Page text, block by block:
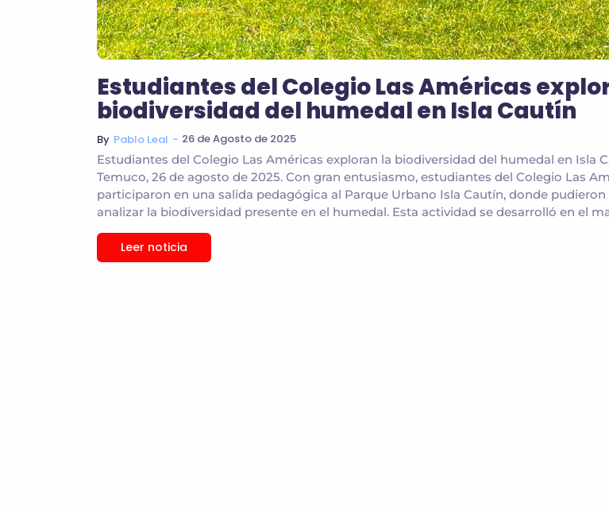
Estudiantes del Colegio Las Américas
biodiversidad del humedal en Isla Cautín
By Pablo Leal ~ 26 de Agosto de 2025
Estudiantes del Colegio Las Américas exploran la biodiversidad del humedal en Isla
Temuco, 26 de agosto de 2025. Con gran entusiasmo, estudiantes del Colegio Las
participaron en una salida pedagógica al Parque Urbano Isla Cautín, donde
analizar la biodiversidad presente en el humedal. Esta actividad se desarrolló en el
Leer noticia